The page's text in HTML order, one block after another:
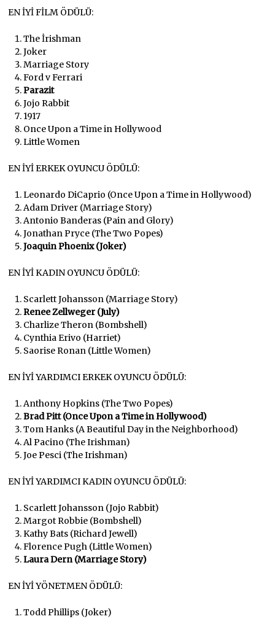
EN İYİ FİLM ÖDÜLÜ:
The İrishman
Joker
Marriage Story
Ford v Ferrari
Parazit
Jojo Rabbit
1917
Once Upon a Time in Hollywood
Little Women
EN İYİ ERKEK OYUNCU ÖDÜLÜ:
Leonardo DiCaprio (Once Upon a Time in Hollywood)
Adam Driver (Marriage Story)
Antonio Banderas (Pain and Glory)
Jonathan Pryce (The Two Popes)
Joaquin Phoenix (Joker)
EN İYİ KADIN OYUNCU ÖDÜLÜ:
Scarlett Johansson (Marriage Story)
Renee Zellweger (July)
Charlize Theron (Bombshell)
Cynthia Erivo (Harriet)
Saorise Ronan (Little Women)
EN İYİ YARDIMCI ERKEK OYUNCU ÖDÜLÜ:
Anthony Hopkins (The Two Popes)
Brad Pitt (Once Upon a Time in Hollywood)
Tom Hanks (A Beautiful Day in the Neighborhood)
Al Pacino (The Irishman)
Joe Pesci (The Irishman)
EN İYİ YARDIMCI KADIN OYUNCU ÖDÜLÜ:
Scarlett Johansson (Jojo Rabbit)
Margot Robbie (Bombshell)
Kathy Bats (Richard Jewell)
Florence Pugh (Little Women)
Laura Dern (Marriage Story)
EN İYİ YÖNETMEN ÖDÜLÜ:
Todd Phillips (Joker)